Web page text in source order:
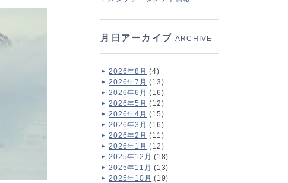
月日アーカイブ ARCHIVE
2026年8月 (4)
2026年7月 (13)
2026年6月 (16)
2026年5月 (12)
2026年4月 (15)
2026年3月 (16)
2026年2月 (11)
2026年1月 (12)
2025年12月 (18)
2025年11月 (13)
2025年10月 (19)